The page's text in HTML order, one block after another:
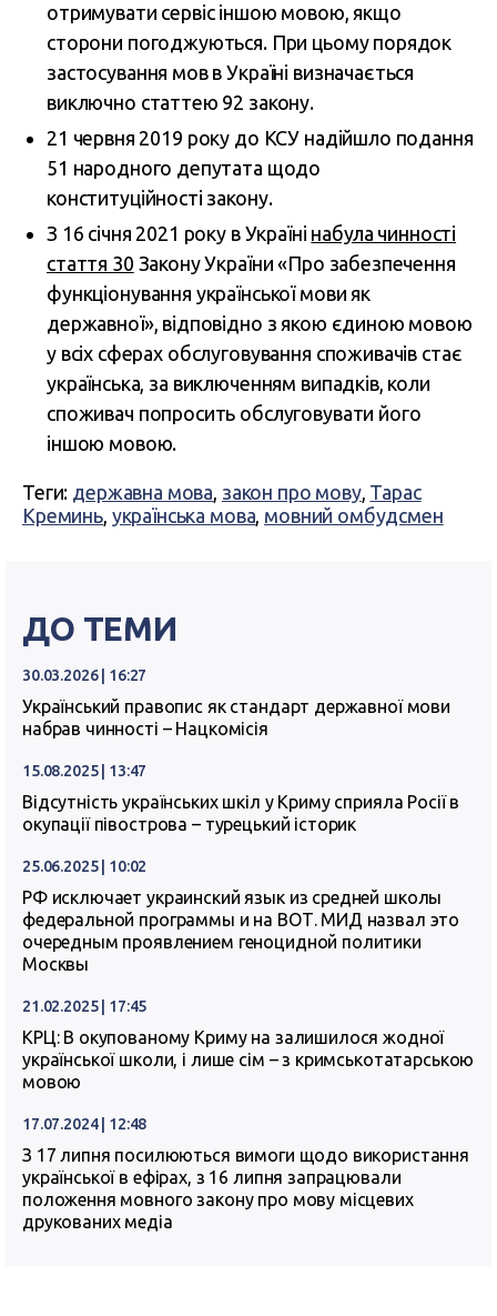
отримувати сервіс іншою мовою, якщо
сторони погоджуються. При цьому порядок
застосування мов в Україні визначається
виключно статтею 92 закону.
21 червня 2019 року до КСУ надійшло подання
51 народного депутата щодо
конституційності закону.
З 16 січня 2021 року в Україні набула чинності
стаття 30 Закону України «Про забезпечення
функціонування української мови як
державної», відповідно з якою єдиною мовою
у всіх сферах обслуговування споживачів стає
українська, за виключенням випадків, коли
споживач попросить обслуговувати його
іншою мовою.
Теги: державна мова, закон про мову, Тарас
Креминь, українська мова, мовний омбудсмен
ДО ТЕМИ
30.03.2026 | 16:27
Український правопис як стандарт державної мови
набрав чинності – Нацкомісія
15.08.2025 | 13:47
Відсутність українських шкіл у Криму сприяла Росії в
окупації півострова – турецький історик
25.06.2025 | 10:02
РФ исключает украинский язык из средней школы
федеральной программы и на ВОТ. МИД назвал это
очередным проявлением геноцидной политики
Москвы
21.02.2025 | 17:45
КРЦ: В окупованому Криму на залишилося жодної
української школи, і лише сім – з кримськотатарською
мовою
17.07.2024 | 12:48
З 17 липня посилюються вимоги щодо використання
української в ефірах, з 16 липня запрацювали
положення мовного закону про мову місцевих
друкованих медіа